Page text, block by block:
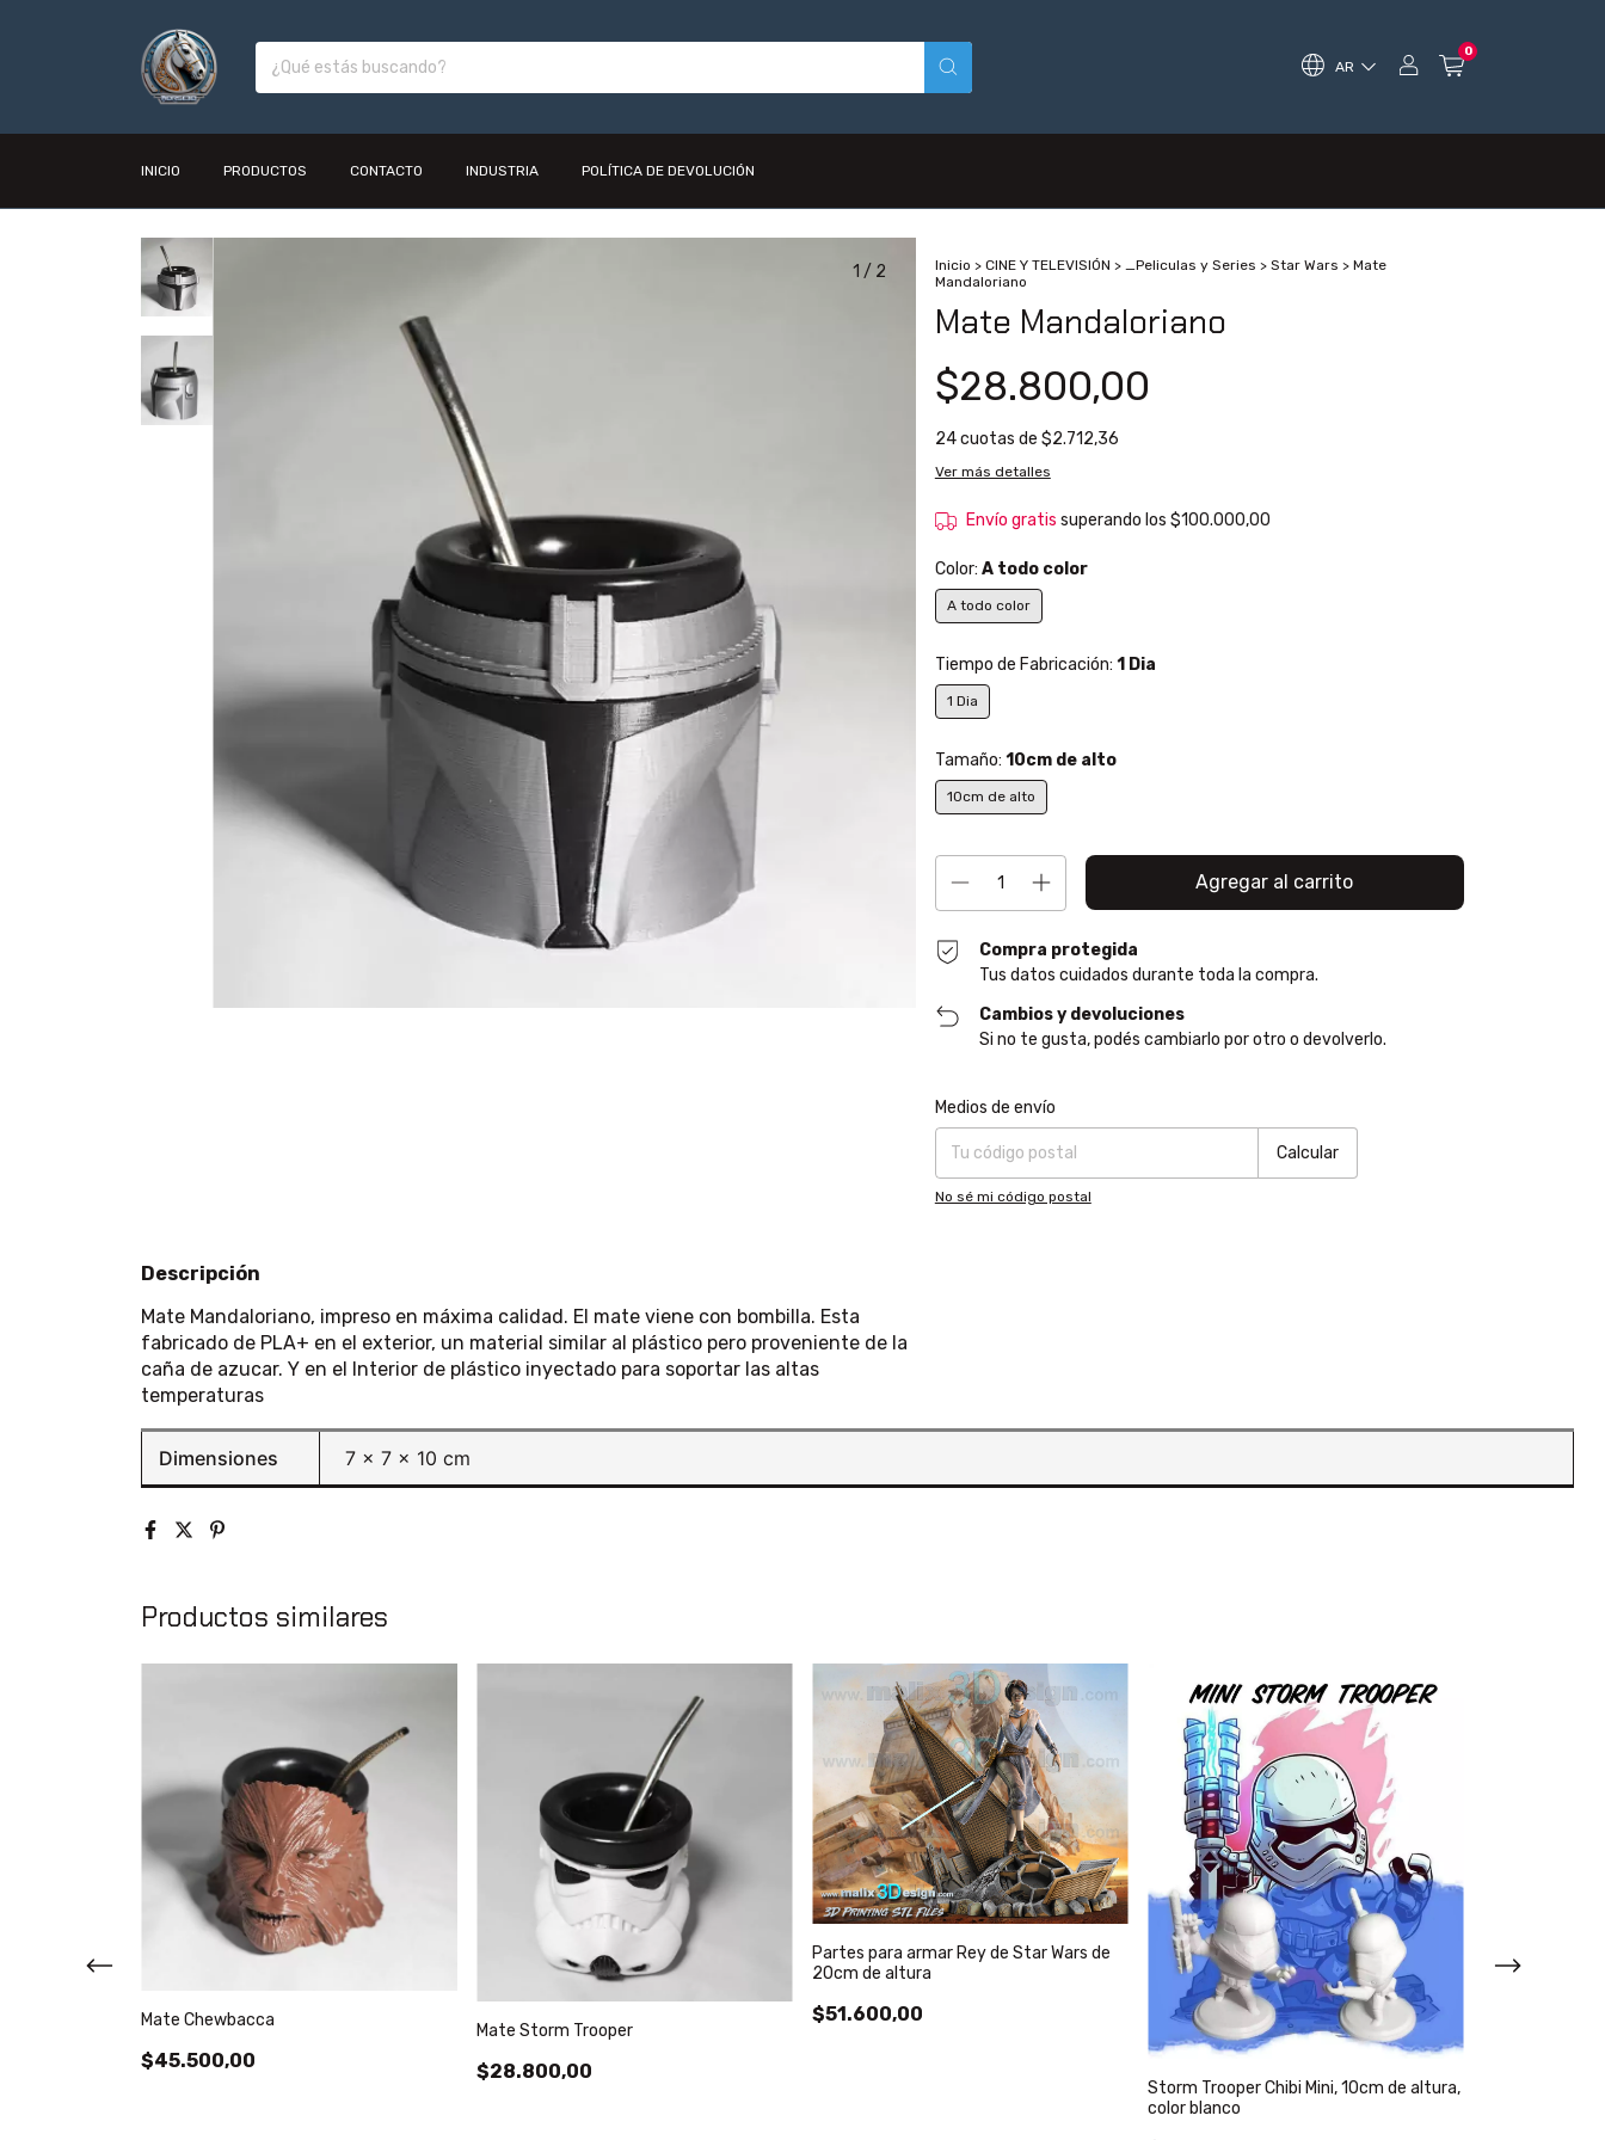
AR
0
INICIO PRODUCTOS CONTACTO INDUSTRIA POLÍTICA DE DEVOLUCIÓN
1 / 2 Inicio > CINE Y TELEVISIÓN > _Peliculas y Series > Star Wars > Mate
Mandaloriano
Mate Mandaloriano
$28.800,00
24cuotas de $2.712,36
Ver más detalles
Envío gratis superando los$100.000,00
Color: A todo color
A todo color
Tiempo de Fabricación: 1 Dia
1 Dia
Tamaño: 10cm de alto
10cm de alto
Compra protegida
Tus datos cuidados durante toda la compra.
Cambios y devoluciones
Si no te gusta, podés cambiarlo por otro o devolverlo.
Entregas para el CP:
Medios de envío
Calcular
No sé mi código postal
Descripción
Mate Mandaloriano, impreso en máxima calidad. El mate viene con bombilla. Esta
fabricado de PLA+ en el exterior, un material similar al plástico pero proveniente de la
caña de azucar. Y en el Interior de plástico inyectado para soportar las altas
temperaturas
Dimensiones 7 × 7 × 10 cm
Productos similares
Mate Chewbacca
$45.500,00
Mate Storm Trooper
$28.800,00
Partes para armar Rey de Star Wars de
20cm de altura
$51.600,00
Storm Trooper Chibi Mini, 10cm de altura,
color blanco